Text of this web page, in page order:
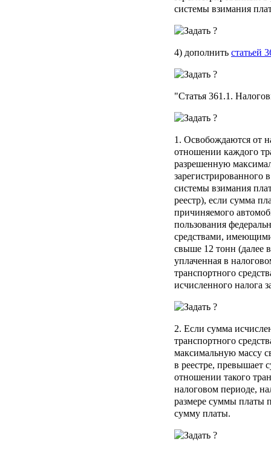
системы взимания
4) дополнить статьей
"Статья 361.1.
1. Освобождаются от
отношении каждого
разрешенную
зарегистрированного
системы взимания
реестр), если сумма
причиняемого
пользования
средствами,
свыше 12 тонн (далее
уплаченная в
транспортного
исчисленного налога
2. Если сумма
транспортного
максимальную массу
в реестре, превышает
отношении такого
налоговом периоде,
размере суммы платы
сумму платы.